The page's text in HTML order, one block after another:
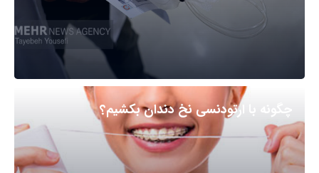
چگونه با ارتودنسی نخ دندان بکشیم؟